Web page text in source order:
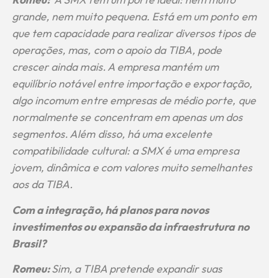
grande, nem muito pequena. Está em um ponto em
que tem capacidade para realizar diversos tipos de
operações, mas, com o apoio da TIBA, pode
crescer ainda mais. A empresa mantém um
equilíbrio notável entre importação e exportação,
algo incomum entre empresas de médio porte, que
normalmente se concentram em apenas um dos
segmentos. Além disso, há uma excelente
compatibilidade cultural: a SMX é uma empresa
jovem, dinâmica e com valores muito semelhantes
aos da TIBA.
Com a integração, há planos para novos
investimentos ou expansão da infraestrutura no
Brasil?
Romeu:Sim, a TIBA pretende expandir suas